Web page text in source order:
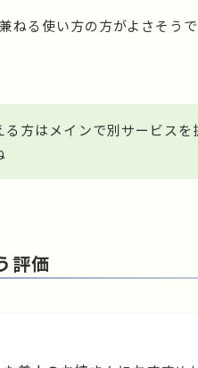
ねる使い方の方がよさそうで
る方はメインで別サービス
評価